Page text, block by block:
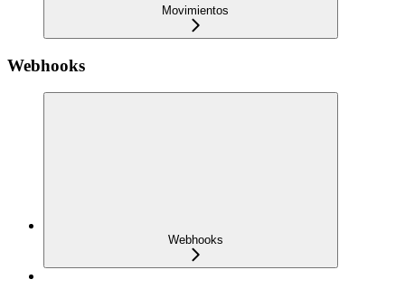
Movimientos
Webhooks
Webhooks